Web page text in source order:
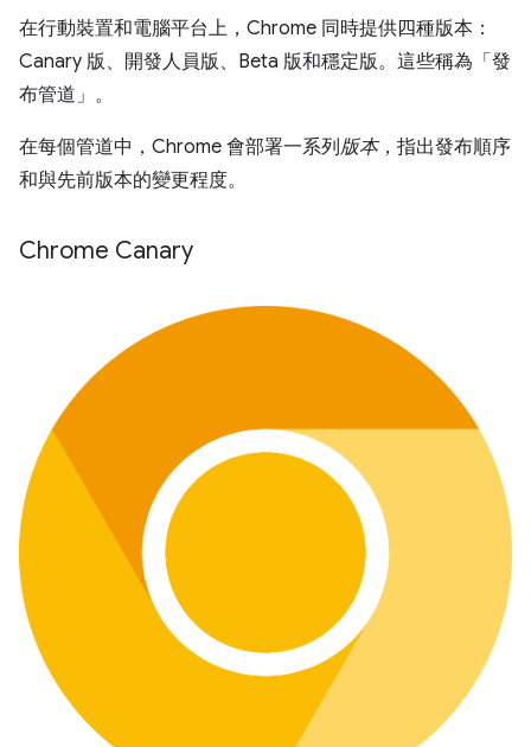
在行動裝置和電腦平台上，Chrome 同時提供四種版本：
Canary 版、開發人員版、Beta 版和穩定版。這些稱為「發
布管道」 。
在每個管道中，Chrome 會部署一系列版本，指出發布順序
和與先前版本的變更程度。
Chrome Canary